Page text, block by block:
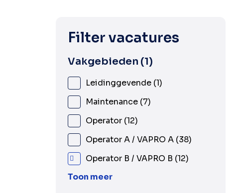
Filter vacatures
Vakgebieden 1
Leidinggevende 1
Maintenance 7
Operator 12
Operator A / VAPRO A 38
Operator B / VAPRO B 12
Toon meer